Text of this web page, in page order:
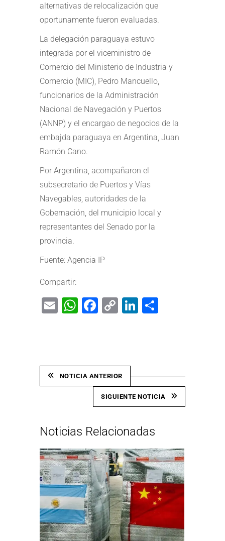
alternativas de relocalización que
oportunamente fueron evaluadas.
La delegación paraguaya estuvo
integrada por el viceministro de
Comercio del Ministerio de Industria y
Comercio (MIC), Pedro Mancuello,
funcionarios de la Administración
Nacional de Navegación y Puertos
(ANNP) y el encargao de negocios de la
embajda paraguaya en Argentina, Juan
Ramón Cano.
Por Argentina, acompañaron el
subsecretario de Puertos y Vías
Navegables, autoridades de la
Gobernación, del municipio local y
representantes del Senado por la
provincia.
Fuente: Agencia IP
Compartir:
EmailWhatsApp
Facebook
CopyLinkedIn
NOTICIA ANTERIOR
SIGUIENTE NOTICIA
Noticias Relacionadas